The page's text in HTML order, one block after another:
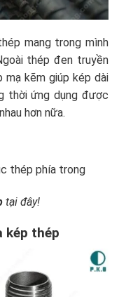
mang trong mình
thép đen truyền
kẽm giúp kép dài
thời ứng dụng được
hơn nữa.
thép phía trong
tại đây!
kép thép